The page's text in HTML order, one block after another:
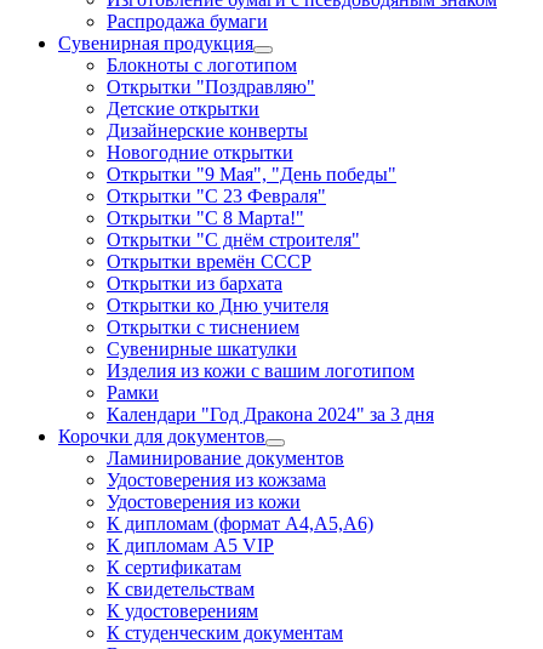
Распродажа бумаги
Сувенирная продукция
Блокноты с логотипом
Открытки "Поздравляю"
Детские открытки
Дизайнерские конверты
Новогодние открытки
Открытки "9 Мая", "День победы"
Открытки "С 23 Февраля"
Открытки "С 8 Марта!"
Открытки "С днём строителя"
Открытки времён СССР
Открытки из бархата
Открытки ко Дню учителя
Открытки с тиснением
Сувенирные шкатулки
Изделия из кожи с вашим логотипом
Рамки
Календари "Год Дракона 2024" за 3 дня
Корочки для документов
Ламинирование документов
Удостоверения из кожзама
Удостоверения из кожи
К дипломам (формат А4,А5,А6)
К дипломам А5 VIP
К сертификатам
К свидетельствам
К удостоверениям
К студенческим документам